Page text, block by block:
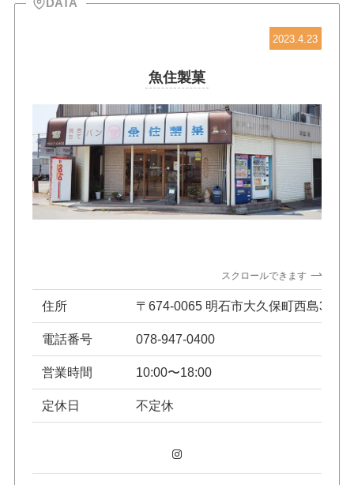
2023.4.23
魚住製菓
スクロールできます
住所 〒674-0065 明石市大久保町西島359
電話番号 078-947-0400
営業時間 10:00〜18:00
定休日 不定休
Instagram